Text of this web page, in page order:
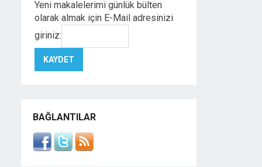
Yeni makalelerimi günlük bülten
olarak almak için E-Mail adresinizi
giriniz:
BAĞLANTILAR